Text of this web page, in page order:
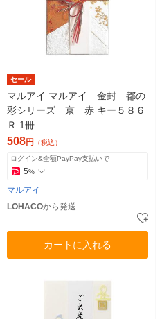
セール
マルアイ マルアイ 金封 都の
彩シリーズ 京 赤 キー５８６
Ｒ 1冊
508円 （税込）
ログイン&全額PayPay支払いで
5%
マルアイ
LOHACOから発送
カートに入れる